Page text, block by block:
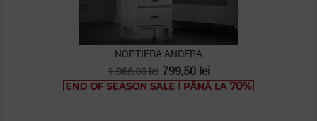
NOPTIERA ANDERA
Pret
de
1.066,00 lei Pret
799,50 lei